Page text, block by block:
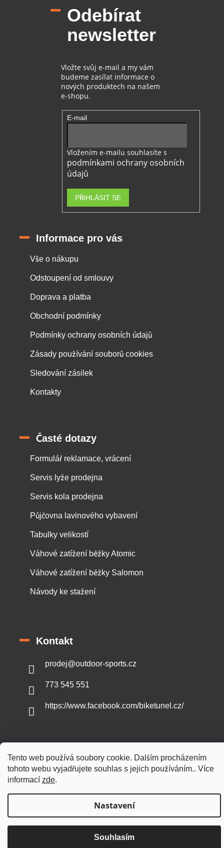
Tento web používá soubory cookie. Dalším procházením
tohoto webu vyjadřujete souhlas s jejich používáním.. Více
informací zde.
Nastavení
Souhlasím
Odebírat
newsletter
Vložte svůj e-mail a my vám
budeme zasílat informace o
nových produktech na našem
e-shopu.
E-mail
Vložením e-mailu souhlasíte s
podmínkami ochrany osobních
údajů
PŘIHLÁSIT SE
Informace pro vás
Vše o nákupu
Odstoupení od smlouvy
Doprava a platba
Obchodní podmínky
Podmínky ochrany osobních údajů
Zásady používání souborů cookies
Sledování zásilek
Kontakty
Časté dotazy
Formulář reklamace, vrácení
Servis lyže prodejna
Servis kola prodejna
Půjčovna lavinového vybavení
Tabulky velikostí
Váhové zatížení běžky Atomic
Váhové zatížení běžky Salomon
Návody ke stažení
Kontakt
prodej@outdoor-sports.cz
773 545 551
https://www.facebook.com/biketunel.cz/
Vytvořil Shoptet